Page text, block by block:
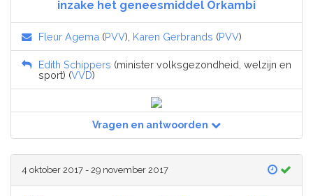
inzake het geneesmiddel Orkambi
Fleur Agema (PVV), Karen Gerbrands (PVV)
Edith Schippers (minister volksgezondheid, welzijn en
sport) (VVD)
Vragen en antwoorden
4 oktober 2017 - 29 november 2017